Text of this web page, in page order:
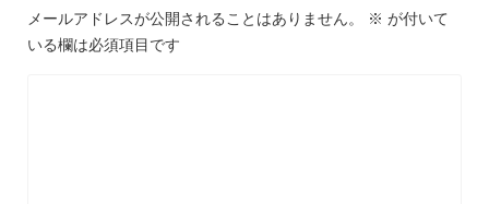
メールアドレスが公開されることはありません。 ※ が付いて
いる欄は必須項目です